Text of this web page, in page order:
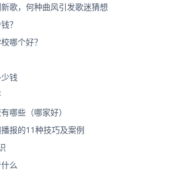
歌，何种曲风引发歌迷猜想
？
哪个好？
钱
哪些（哪家好）
报的11种技巧及案例
么